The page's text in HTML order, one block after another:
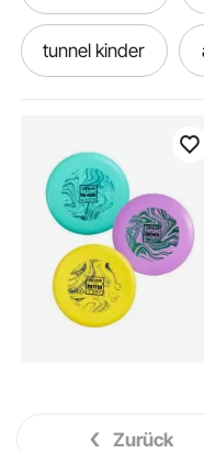
tunnel kinder
spielzelt und tunnel
tunnel für hunde
hunde tunnel
Zurück